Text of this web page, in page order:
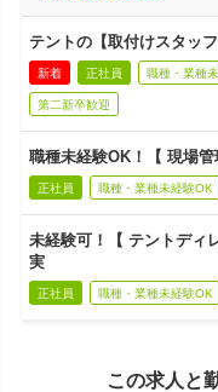
テントの【取付けスタッ
新着 正社員 職種・業種
第二新卒歓迎
職種未経験OK！【 現場
正社員 職種・業種未経験OK
未経験可！【 テントデ
実
正社員 職種・業種未経験OK
この求人と